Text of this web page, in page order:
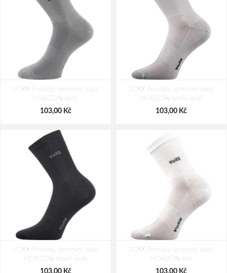
VOXX Ponožky sportovní slabé
HORIZON šedé
103,00 Kč
VOXX Ponožky sportovní slabé
HORIZON světle šedé
103,00 Kč
VOXX Ponožky sportovní slabé
HORIZON tmavě šedé
VOXX Ponožky sportovní slabé
HORIZON bílé